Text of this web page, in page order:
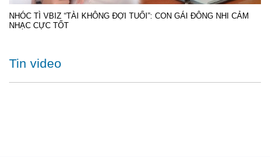
NHÓC TÌ VBIZ “TÀI KHÔNG ĐỢI TUỔI”: CON GÁI ĐÔNG NHI CẢM
NHẠC CỰC TỐT
Tin video